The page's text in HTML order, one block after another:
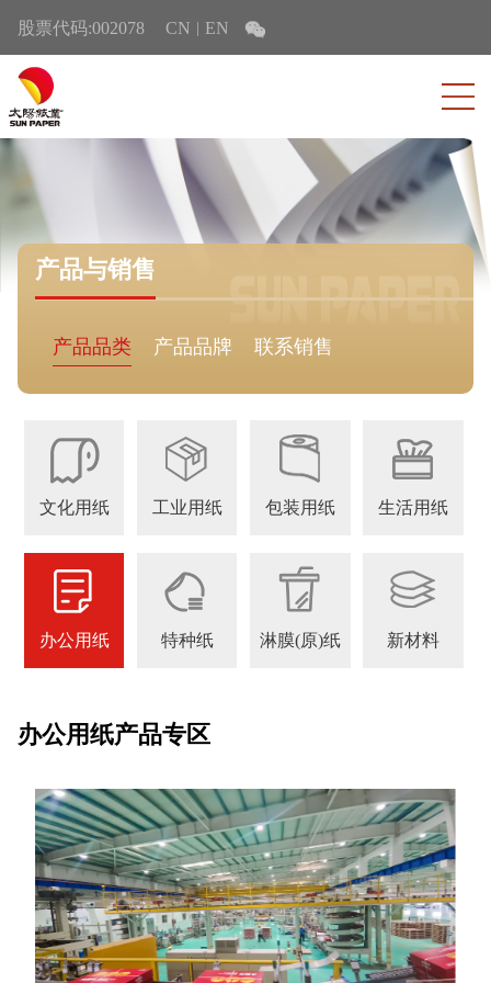
股票代码:002078 CN EN
产品与销售
产品品类 产品品牌 联系销售
文化用纸 工业用纸 包装用纸 生活用纸
办公用纸 特种纸 淋膜(原)纸 新材料
办公用纸产品专区